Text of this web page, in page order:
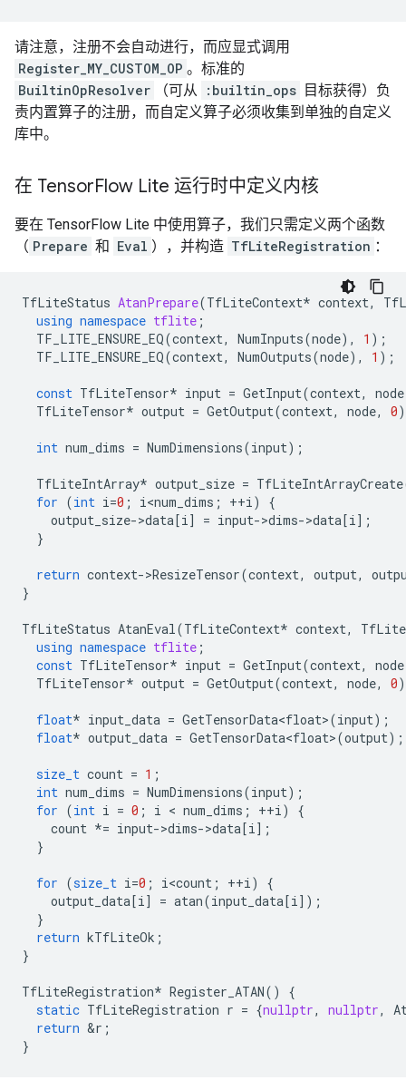
请注意，注册不会自动进行，而应显式调用
Register_MY_CUSTOM_OP 。标准的
BuiltinOpResolver
（可从 :builtin_ops 目标获得）负
责内置算子的注册，而自定义算子必须收集到单独的自定义
库中。
在 TensorFlow Lite 运行时中定义内核
要在 TensorFlow Lite 中使用算子，我们只需定义两个函数
（ Prepare 和 Eval ），并构造 TfLiteRegistration ：
TfLiteStatus AtanPrepare(TfLiteContext* context,
using namespace tflite ;
TF_LITE_ENSURE_EQ(context, NumInputs(node), 1 );
TF_LITE_ENSURE_EQ(context, NumOutputs(node), 1 );
const TfLiteTensor* input = GetInput(context, node
TfLiteTensor* output = GetOutput(context, node, 0
int num_dims = NumDimensions(input);
TfLiteIntArray* output_size = TfLiteIntArrayCreate
for (int i=0 ; i<num_dims ; ++i)
{
output_size->data[i] = input->dims->data[i];
}
return context->ResizeTensor(context, output,
}
TfLiteStatus AtanEval(TfLiteContext* context,
using namespace tflite ;
const TfLiteTensor* input = GetInput(context, node
TfLiteTensor* output = GetOutput(context, node, 0
float* input_data = GetTensorData<float>(input);
float* output_data = GetTensorData<float>(output);
size_t count = 1 ;
int num_dims = NumDimensions(input);
for (int i = 0 ; i < num_dims ; ++i)
{
count *= input->dims->data[i];
}
for (size_t i=0 ; i<count ; ++i)
{
output_data[i] = atan(input_data[i]);
}
return kTfLiteOk ;
}
TfLiteRegistration* Register_ATAN()
{
static TfLiteRegistration r = {nullptr, nullptr,
return &r ;
}